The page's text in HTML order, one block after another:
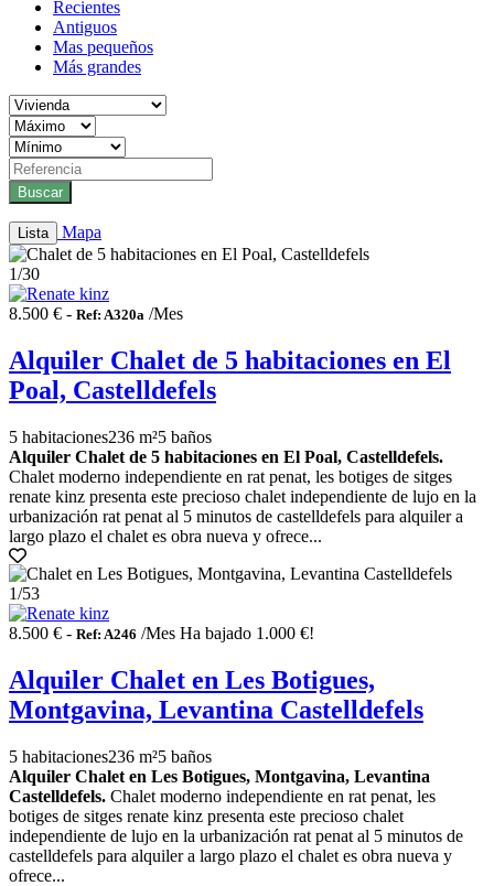
Recientes
Antiguos
Mas pequeños
Más grandes
Buscar
Lista Mapa
1/30
8.500 € - Ref: A320a /Mes
Alquiler Chalet de 5 habitaciones en El
Poal, Castelldefels
5 habitaciones236 m²5 baños
Alquiler Chalet de 5 habitaciones en El Poal, Castelldefels.
Chalet moderno independiente en rat penat, les botiges de sitges
renate kinz presenta este precioso chalet independiente de lujo en la
urbanización rat penat al 5 minutos de castelldefels para alquiler a
largo plazo el chalet es obra nueva y ofrece...
1/53
8.500 € - Ref: A246 /Mes Ha bajado 1.000 €!
Alquiler Chalet en Les Botigues,
Montgavina, Levantina Castelldefels
5 habitaciones236 m²5 baños
Alquiler Chalet en Les Botigues, Montgavina, Levantina
Castelldefels. Chalet moderno independiente en rat penat, les
botiges de sitges renate kinz presenta este precioso chalet
independiente de lujo en la urbanización rat penat al 5 minutos de
castelldefels para alquiler a largo plazo el chalet es obra nueva y
ofrece...